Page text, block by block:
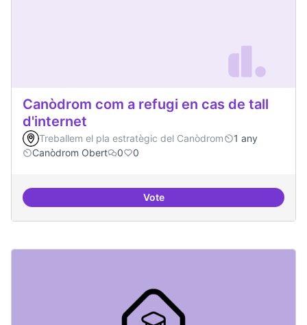
Canòdrom com a refugi en cas de tall
d'internet
Treballem el pla estratègic del Canòdrom
1 any
Canòdrom Obert
0 0
VoteCanòdrom com a refugi en cas